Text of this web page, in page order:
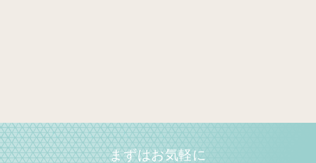
まずはお気軽に